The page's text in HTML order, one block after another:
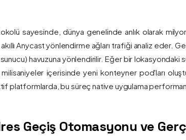
sayesinde, dünya genelinde anlık olarak
Anycast yönlendirme ağları trafiği analiz eder.
havuzuna yönlendirilir. Eğer bir lokasyondaki
içerisinde yeni konteyner pod'ları
platformlarda, bu süreç native uygulama
Geçiş Otomasyonu ve